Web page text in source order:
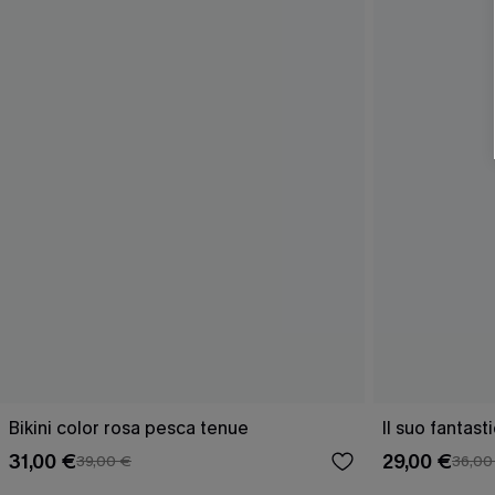
Bikini color rosa pesca tenue
31,00 €39,00 €
Il suo
29,00 €